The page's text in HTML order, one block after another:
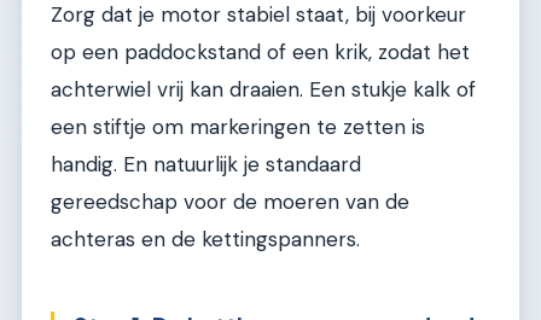
Zorg dat je motor stabiel staat, bij voorkeur
op een paddockstand of een krik, zodat het
achterwiel vrij kan draaien. Een stukje kalk of
een stiftje om markeringen te zetten is
handig. En natuurlijk je standaard
gereedschap voor de moeren van de
achteras en de kettingspanners.